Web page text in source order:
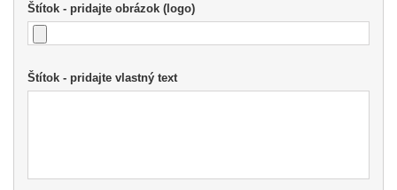
Štítok - pridajte obrázok (logo)
Štítok - pridajte vlastný text